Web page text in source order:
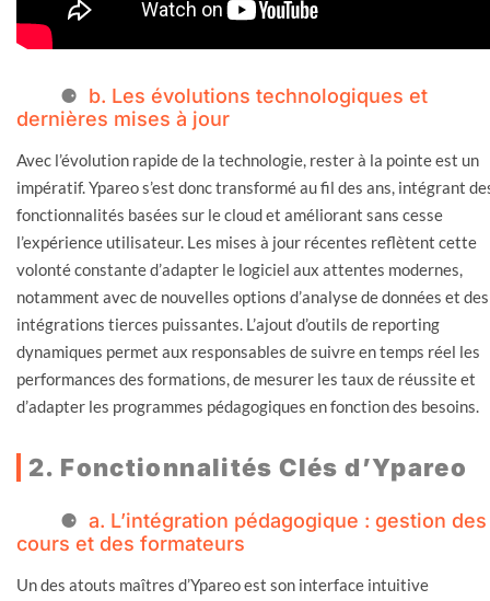
b. Les évolutions technologiques et
dernières mises à jour
Avec l’évolution rapide de la technologie, rester à la pointe est un
impératif. Ypareo s’est donc transformé au fil des ans, intégrant
fonctionnalités basées sur le cloud et améliorant sans cesse
l’expérience utilisateur. Les mises à jour récentes reflètent cette
volonté constante d’adapter le logiciel aux attentes modernes,
notamment avec de nouvelles options d’analyse de données et des
intégrations tierces puissantes. L’ajout d’outils de reporting
dynamiques permet aux responsables de suivre en temps réel les
performances des formations, de mesurer les taux de réussite et
d’adapter les programmes pédagogiques en fonction des besoins.
2. Fonctionnalités Clés d’Ypareo
a. L’intégration pédagogique : gestion des
cours et des formateurs
Un des atouts maîtres d’Ypareo est son interface intuitive